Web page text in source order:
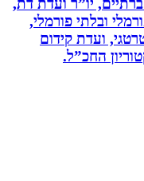
יו”ר ועדת דת,
ובלתי פורמלי,
ועדת קידום
החכ”ל.